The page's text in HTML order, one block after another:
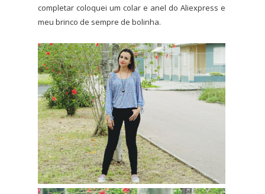
completar coloquei um colar e anel do Aliexpress e
meu brinco de sempre de bolinha.